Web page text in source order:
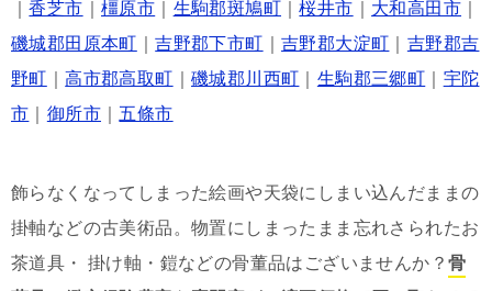
｜香芝市 ｜橿原市 生駒郡斑鳩町 ｜桜井市 大和高田市
磯城郡田原本町
｜吉野郡下市町 ｜吉野郡大淀町
吉野郡吉
野町
高市郡高取町 ｜磯城郡川西町 生駒郡三郷町
宇陀
市
御所市 ｜五條市
飾らなくなってしまった絵画や天袋にしまい込んだままの
掛軸などの古美術品。物置にしまったまま忘れさられたお
茶道具・ 掛け軸・鎧などの骨董品はございませんか？ 骨